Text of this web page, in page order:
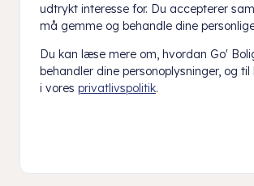
udtrykt interesse for. Du accepterer
må gemme og behandle dine
Du kan læse mere om, hvordan Go'
behandler dine personoplysninger, og
i vores privatlivspolitik.